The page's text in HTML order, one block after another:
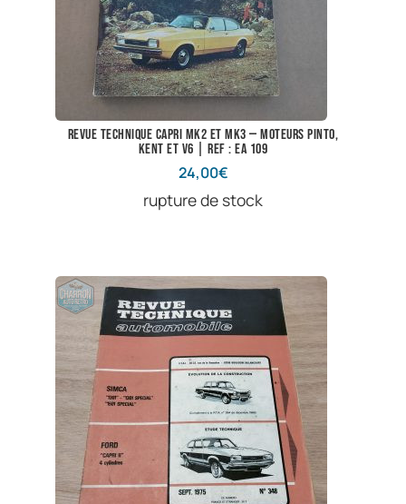
Revue technique Capri Mk2 et Mk3 — Moteurs Pinto,
Kent et V6 | Ref : EA 109
24,00€
rupture de stock